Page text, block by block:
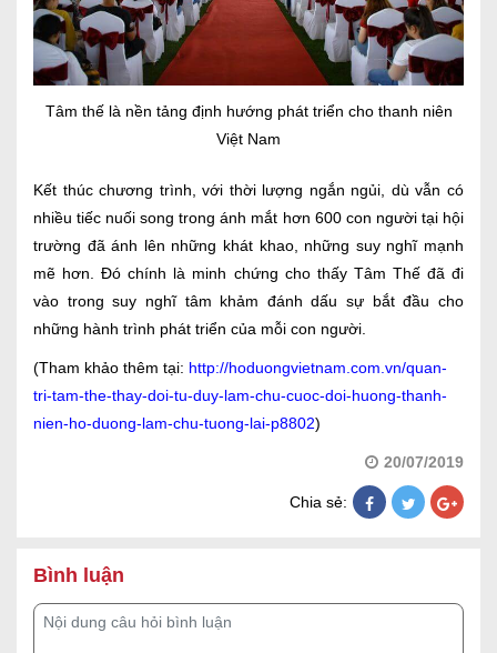
Tâm thế là nền tảng định hướng phát triển cho thanh niên
Việt Nam
Kết thúc chương trình, với thời lượng ngắn ngủi, dù vẫn có
nhiều tiếc nuối song trong ánh mắt hơn 600 con người tại hội
trường đã ánh lên những khát khao, những suy nghĩ mạnh
mẽ hơn. Đó chính là minh chứng cho thấy Tâm Thế đã đi
vào trong suy nghĩ tâm khảm đánh dấu sự bắt đầu cho
những hành trình phát triển của mỗi con người.
(Tham khảo thêm tại: http://hoduongvietnam.com.vn/quan-
tri-tam-the-thay-doi-tu-duy-lam-chu-cuoc-doi-huong-thanh-
nien-ho-duong-lam-chu-tuong-lai-p8802)
20/07/2019
Chia sẻ:
Bình luận
Nội dung câu hỏi bình luận